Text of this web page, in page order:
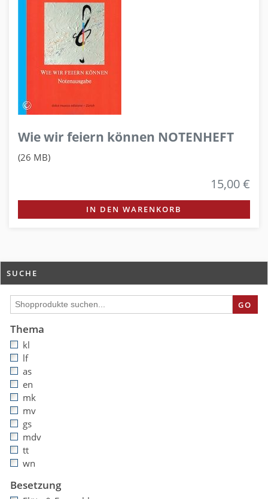
Wie wir feiern können NOTENHEFT
(26 MB)
15,00 €
IN DEN WARENKORB
SUCHE
GO
Thema
kl
lf
as
en
mk
mv
gs
mdv
tt
wn
Besetzung